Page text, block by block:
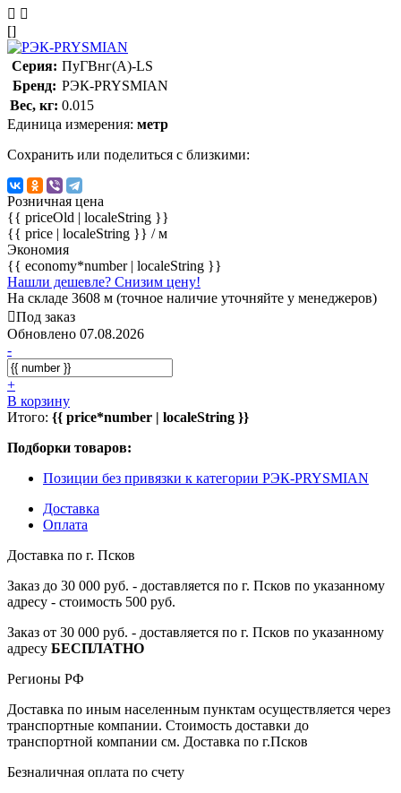
[]
Серия: ПуГВнг(А)-LS
Бренд: РЭК-PRYSMIAN
Вес, кг: 0.015
Единица измерения: метр
Сохранить или поделиться с близкими:
Розничная цена
{{ priceOld | localeString }}
{{ price | localeString }} / м
Экономия
{{ economy*number | localeString }}
Нашли дешевле? Снизим цену!
На складе 3608 м (точное наличие уточняйте у менеджеров)
Под заказ
Обновлено 07.08.2026
-
+
В корзину
Итого: {{ price*number | localeString }}
Подборки товаров:
Позиции без привязки к категории РЭК-PRYSMIAN
Доставка
Оплата
Доставка по г. Псков
Заказ до 30 000 руб. - доставляется по г. Псков по указанному
адресу - стоимость 500 руб.
Заказ от 30 000 руб. - доставляется по г. Псков по указанному
адресу БЕСПЛАТНО
Регионы РФ
Доставка по иным населенным пунктам осуществляется через
транспортные компании. Стоимость доставки до
транспортной компании см. Доставка по г.Псков
Безналичная оплата по счету